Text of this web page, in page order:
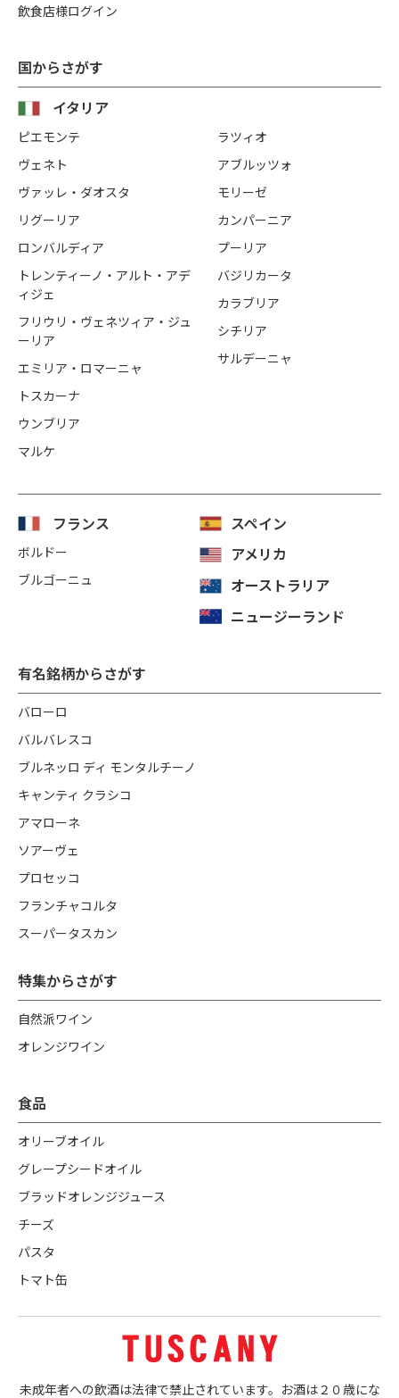
国からさがす
イタリア
ピエモンテ
ヴェネト
ヴァッレ・ダオスタ
リグーリア
ロンバルディア
トレンティーノ・アルト・アデ
ィジェ
フリウリ・ヴェネツィア・ジュ
ーリア
エミリア・ロマーニャ
トスカーナ
ウンブリア
マルケ
ラツィオ
アブルッツォ
モリーゼ
カンパーニア
プーリア
バジリカータ
カラブリア
シチリア
サルデーニャ
フランス
ボルドー
ブルゴーニュ
スペイン
アメリカ
オーストラリア
ニュージーランド
有名銘柄からさがす
バローロ
バルバレスコ
ブルネッロ ディ モンタルチーノ
キャンティ クラシコ
アマローネ
ソアーヴェ
プロセッコ
フランチャコルタ
スーパータスカン
特集からさがす
自然派ワイン
オレンジワイン
食品
オリーブオイル
グレープシードオイル
ブラッドオレンジジュース
チーズ
パスタ
トマト缶
飲食店様ログイン
未成年者への飲酒は法律で禁止されています。お酒は２０歳にな